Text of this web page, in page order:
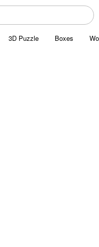
3D Puzzle Boxes